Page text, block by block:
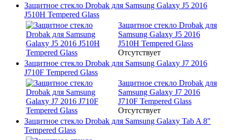
Защитное стекло Drobak для Samsung Galaxy J5 2016
J510H Tempered Glass
Защитное стекло Drobak для
Samsung Galaxy J5 2016
J510H Tempered Glass
Отсутствует
Защитное стекло Drobak для Samsung Galaxy J7 2016
J710F Tempered Glass
Защитное стекло Drobak для
Samsung Galaxy J7 2016
J710F Tempered Glass
Отсутствует
Защитное стекло Drobak для Samsung Galaxy Tab A 8"
Tempered Glass